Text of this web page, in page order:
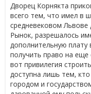
Дворец Корнякта
всего тем, что имел в
средневековом
Рынок, разрешалось
дополнительную
получить право на
вот привилегия
доступна лишь тем,
городом и